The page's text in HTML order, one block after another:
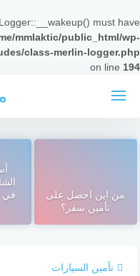
must have
mmlaktic/public_html/wp-
class-merlin-logger.php
on line 194
من اين احصل على
تأمين سفر؟
في
تأمين السيارات